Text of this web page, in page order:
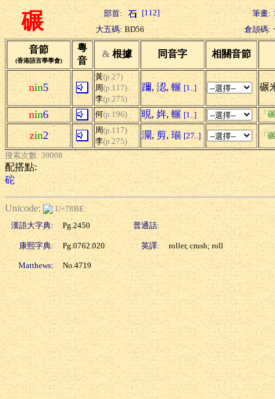
碾 部首: [112] 筆畫:
大五碼: BD56 倉頡碼:
音節
(香港語言學學會)
粵
音
& 根據 同音字 相關音節
nin5
黃(p.27)
周(p.117)
李(p.275)
躎, 涊, 輾 [1..] 碾
nin6 何(p.196) 晛, 姩, 輾 [1..] 「
zin2 周(p.117)
李(p.275)
灛, 剪, 瑐 [27..] 「
搜索次數: 39008
配搭點:
砣
Unicode:
U+78BE
漢語大字典:
Pg.2450 普通話:
康熙字典: Pg.0762.020 英譯: roller, crush; roll
Matthews: No.4719